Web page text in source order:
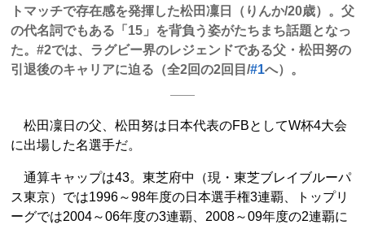
トマッチで存在感を発揮した松田凜日（りんか/20歳）。父
の代名詞でもある「15」を背負う姿がたちまち話題となっ
た。#2では、ラグビー界のレジェンドである父・松田努の
引退後のキャリアに迫る（全2回の2回目/#1へ）。
松田凜日の父、松田努は日本代表のFBとしてW杯4大会
に出場した名選手だ。
通算キャップは43。東芝府中（現・東芝ブレイブルーパ
ス東京）では1996～98年度の日本選手権3連覇、トップリ
ーグでは2004～06年度の3連覇、2008～09年度の2連覇に